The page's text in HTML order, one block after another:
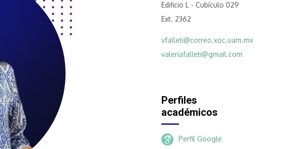
Edificio L - Cubículo 029
Ext. 2362
vfalleti@correo.xoc.uam.mx
valeriafalleti@gmail.com
Perfiles
académicos
Perfil Google